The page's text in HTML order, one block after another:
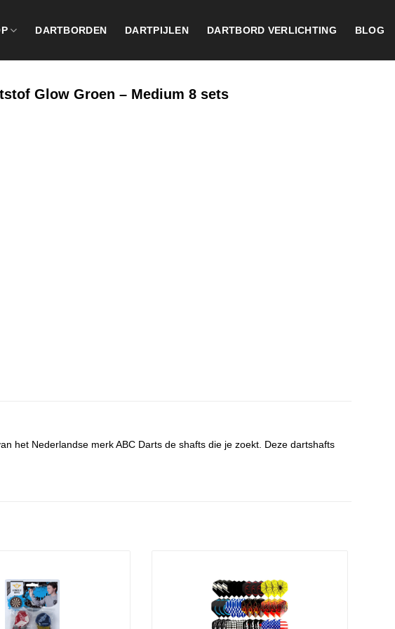
DARTBORDEN DARTPIJLEN DARTBORD VERLICHTING BLOG
Glow Groen – Medium 8 sets
het Nederlandse merk ABC Darts de shafts die je zoekt. Deze dartshafts